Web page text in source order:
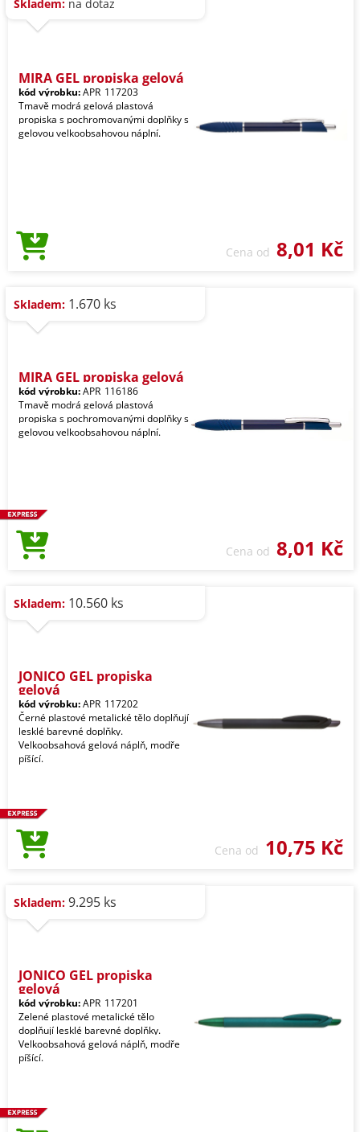
Skladem: na dotaz
MIRA GEL propiska gelová
kód výrobku:APR_117203
Tmavě modrá gelová plastová
propiska s pochromovanými doplňky s
gelovou velkoobsahovou náplní.
Cena od 8,01 Kč
Skladem: 1.670 ks
MIRA GEL propiska gelová
kód výrobku:APR_116186
Tmavě modrá gelová plastová
propiska s pochromovanými doplňky s
gelovou velkoobsahovou náplní.
Cena od 8,01 Kč
Skladem: 10.560 ks
JONICO GEL propiska
gelová
kód výrobku:APR_117202
Černé plastové metalické tělo doplňují
lesklé barevné doplňky.
Velkoobsahová gelová náplň, modře
píšící.
Cena od 10,75 Kč
Skladem: 9.295 ks
JONICO GEL propiska
gelová
kód výrobku:APR_117201
Zelené plastové metalické tělo
doplňují lesklé barevné doplňky.
Velkoobsahová gelová náplň, modře
píšící.